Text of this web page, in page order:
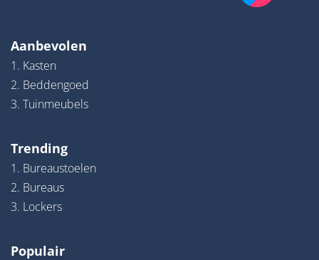
Aanbevolen
1. Kasten
2. Beddengoed
3. Tuinmeubels
Trending
1. Bureaustoelen
2. Bureaus
3. Lockers
Populair